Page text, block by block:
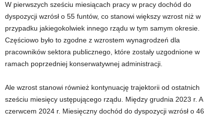
W pierwszych sześciu miesiącach pracy w pracy dochód do
dyspozycji wzrósł o 55 funtów, co stanowi większy wzrost niż w
przypadku jakiegokolwiek innego rządu w tym samym okresie.
Częściowo było to zgodne z wzrostem wynagrodzeń dla
pracowników sektora publicznego, które zostały uzgodnione w
ramach poprzedniej konserwatywnej administracji.
Ale wzrost stanowi również kontynuację trajektorii od ostatnich
sześciu miesięcy ustępującego rządu. Między grudnia 2023 r. A
czerwcem 2024 r. Miesięczny dochód do dyspozycji wzrósł o 46